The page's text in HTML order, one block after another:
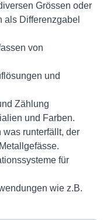
Grössen oder
als Differenzgabel
von
und
Zählung
und Farben.
was runterfällt, der
für
wie z.B.